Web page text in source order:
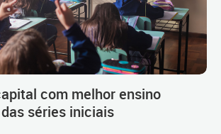
com melhor ensino
séries iniciais